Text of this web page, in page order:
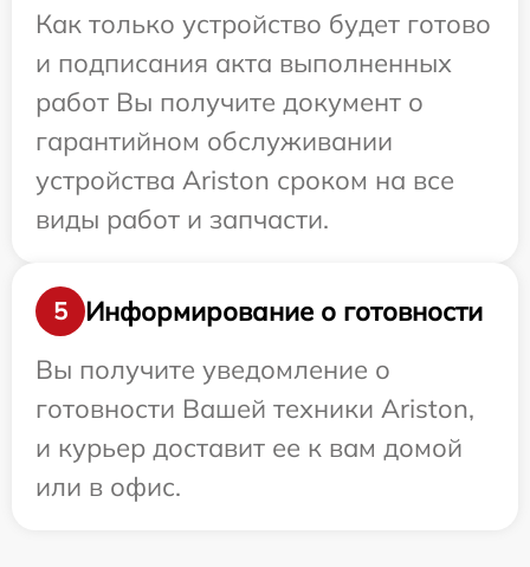
Как только устройство будет готово
и подписания акта выполненных
работ Вы получите документ о
гарантийном обслуживании
устройства Ariston сроком на все
виды работ и запчасти.
5
Информирование о готовности
Вы получите уведомление о
готовности Вашей техники Ariston,
и курьер доставит ее к вам домой
или в офис.